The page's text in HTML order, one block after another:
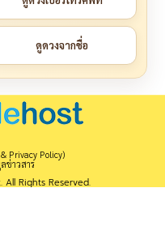
ดูดวงจากชื่อ
Privacy Policy)
ข่าวสาร
Rights Reserved.